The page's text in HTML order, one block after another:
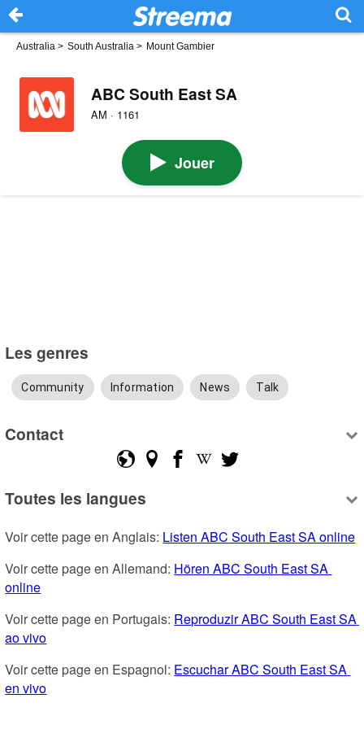
Australia > South Australia > Mount Gambier
ABC South East SA
AM · 1161
Jouer
Les genres
Community Information News Talk
Contact
Toutes les langues
Voir cette page en Anglais: Listen ABC South East SA online
Voir cette page en Allemand: Hören ABC South East SA
online
Voir cette page en Portugais: Reproduzir ABC South East SA
ao vivo
Voir cette page en Espagnol: Escuchar ABC South East SA
en vivo